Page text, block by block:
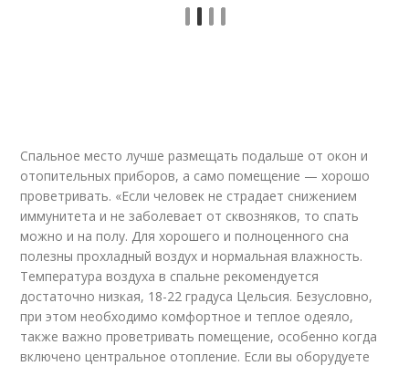
Спальное место лучше размещать подальше от окон и
отопительных приборов, а само помещение — хорошо
проветривать. «Если человек не страдает снижением
иммунитета и не заболевает от сквозняков, то спать
можно и на полу. Для хорошего и полноценного сна
полезны прохладный воздух и нормальная влажность.
Температура воздуха в спальне рекомендуется
достаточно низкая, 18-22 градуса Цельсия. Безусловно,
при этом необходимо комфортное и теплое одеяло,
также важно проветривать помещение, особенно когда
включено центральное отопление. Если вы оборудуете